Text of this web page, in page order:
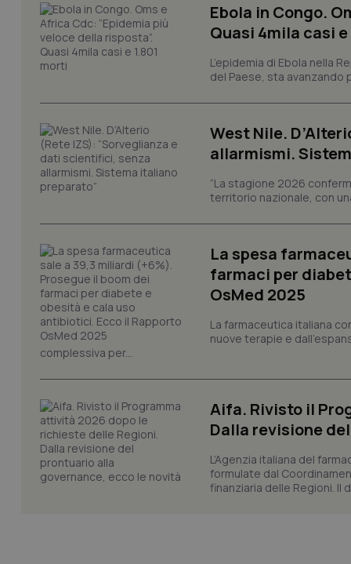
Ebola in Congo.
Quasi 4mila casi
L’epidemia di Ebola nella
del Paese, sta avanzando
West Nile.
allarmismi.
“La stagione 2026
territorio nazionale, con
La spesa
farmaci per
OsMed 2025
La farmaceutica italiana
nuove terapie e
complessiva per...
Aifa. Rivisto il
Dalla revisione
L’Agenzia italiana del
formulate dal
finanziaria delle Regioni. Il
I cookie necessari
e l'accesso alle
tracking-enable
session-id
PHPSESSID